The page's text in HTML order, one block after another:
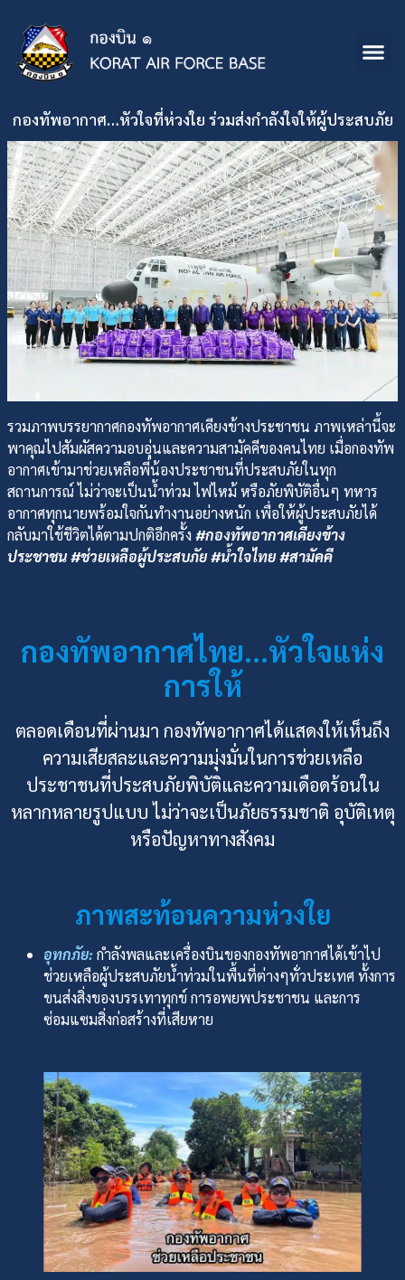
กองทัพอากาศ…หัวใจที่ห่วงใย ร่วมส่งกำลังใจให้ผู้ประสบภัย
รวมภาพบรรยากาศกองทัพอากาศเคียงข้างประชาชน ภาพเหล่านี้จะ
พาคุณไปสัมผัสความอบอุ่นและความสามัคคีของคนไทย เมื่อกองทัพ
อากาศเข้ามาช่วยเหลือพี่น้องประชาชนที่ประสบภัยในทุก
สถานการณ์ ไม่ว่าจะเป็นน้ำท่วม ไฟไหม้ หรือภัยพิบัติอื่นๆ ทหาร
อากาศทุกนายพร้อมใจกันทำงานอย่างหนัก เพื่อให้ผู้ประสบภัยได้
กลับมาใช้ชีวิตได้ตามปกติอีกครั้ง #กองทัพอากาศเคียงข้าง
ประชาชน #ช่วยเหลือผู้ประสบภัย #น้ำใจไทย #สามัคคี
กองทัพอากาศไทย…หัวใจแห่ง
การให้
ตลอดเดือนที่ผ่านมา กองทัพอากาศได้แสดงให้เห็นถึง
ความเสียสละและความมุ่งมั่นในการช่วยเหลือ
ประชาชนที่ประสบภัยพิบัติและความเดือดร้อนใน
หลากหลายรูปแบบ ไม่ว่าจะเป็นภัยธรรมชาติ อุบัติเหตุ
หรือปัญหาทางสังคม
ภาพสะท้อนความห่วงใย
อุทกภัย: กำลังพลและเครื่องบินของกองทัพอากาศได้เข้าไป
ช่วยเหลือผู้ประสบภัยน้ำท่วมในพื้นที่ต่างๆทั่วประเทศ ทั้งการ
ขนส่งสิ่งของบรรเทาทุกข์ การอพยพประชาชน และการ
ซ่อมแซมสิ่งก่อสร้างที่เสียหาย